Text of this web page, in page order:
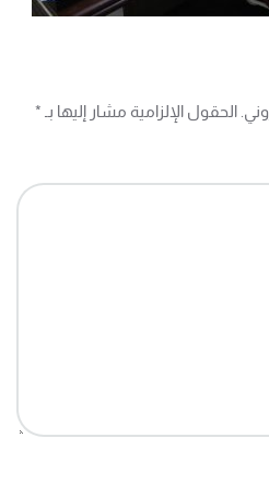
الحقول الإلزامية مشار إليها بـ *